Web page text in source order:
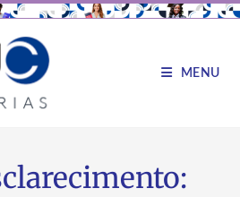
MENU